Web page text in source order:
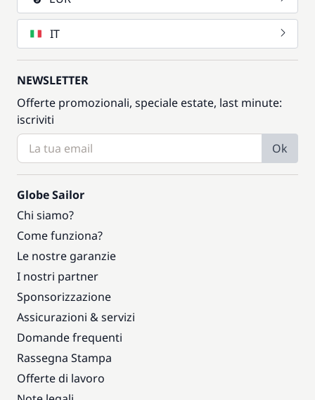
IT
NEWSLETTER
Offerte promozionali, speciale estate, last minute:
iscriviti
Ok
Globe Sailor
Chi siamo?
Come funziona?
Le nostre garanzie
I nostri partner
Sponsorizzazione
Assicurazioni & servizi
Domande frequenti
Rassegna Stampa
Offerte di lavoro